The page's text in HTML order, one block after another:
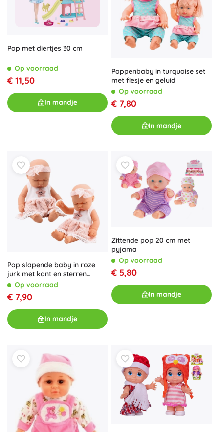
Pop met diertjes 30 cm
Op voorraad
€ 11,50
In mandje
Poppenbaby in turquoise set
met flesje en geluid
Op voorraad
€ 7,80
In mandje
Pop slapende baby in roze
jurk met kant en sterren
hoofdband
Op voorraad
€ 7,90
In mandje
Zittende pop 20 cm met
pyjama
Op voorraad
€ 5,80
In mandje